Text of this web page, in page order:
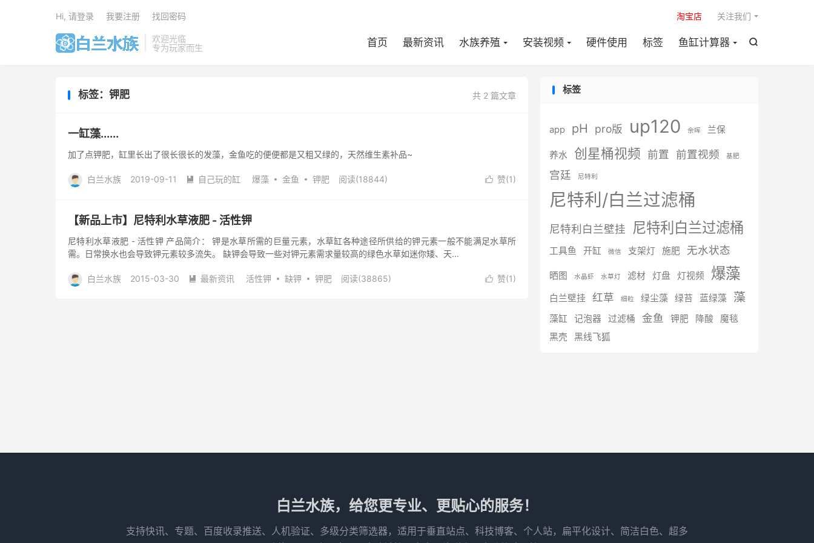
欢迎光临
专为玩家而生

首页 最新资讯 水族养殖 安装视频 硬件使用 标签 鱼缸计算器
淘宝店 关注我们
Hi, 请登录 我要注册 找回密码
共 2 篇文章
标签：钾肥
一缸藻......
加了点钾肥，缸里长出了很长很长的发藻，金鱼吃的便便都是又粗又绿的，天然维生素补品~
 赞(1)
白兰水族 2019-09-11  自己玩的缸 爆藻 金鱼 钾肥 阅读(18844)
【新品上市】尼特利水草液肥 - 活性钾
尼特利水草液肥 - 活性钾 产品简介： 钾是水草所需的巨量元素，水草缸各种途径所供给的钾元素一般不能满足水草所
需。日常换水也会导致钾元素较多流失。 缺钾会导致一些对钾元素需求量较高的绿色水草如迷你矮、天...
 赞(1)
白兰水族 2015-03-30  最新资讯 活性钾 缺钾 钾肥 阅读(38865)
标签
app pH pro版 up120 余晖 兰保
养水 创星桶视频 前置 前置视频 基肥
宫廷 尼特利
尼特利/白兰过滤桶
尼特利白兰壁挂 尼特利白兰过滤桶
工具鱼 开缸 微信 支架灯 施肥 无水状态
晒图 水晶虾 水草灯 滤材 灯盘 灯视频 爆藻
白兰壁挂 红草 细粒 绿尘藻 绿苔 蓝绿藻 藻
藻缸 记泡器 过滤桶 金鱼 钾肥 降酸
魔毯
黑壳
黑线飞狐
白兰水族，给您更专业、更贴心的服务！
支持快讯、专题、百度收录推送、人机验证、多级分类筛选器，适用于垂直站点、科技博客、个人站，扁平化设计、简洁白色、超多